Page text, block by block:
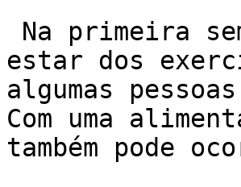
estar dos
algumas
Com uma
também pode